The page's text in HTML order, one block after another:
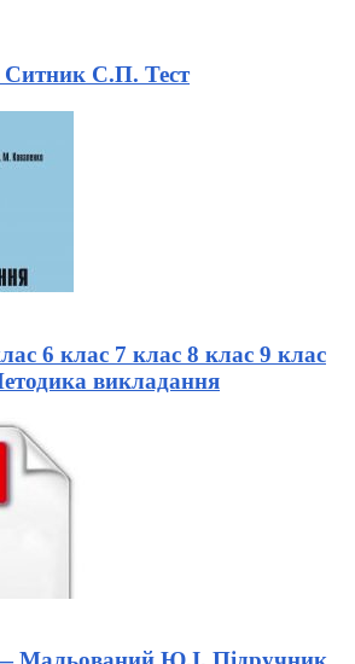
С.П. Тест
6 клас 7 клас 8 клас 9 клас
викладання